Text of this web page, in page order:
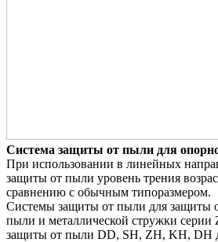
Система защиты от пыли для
При использовании в линейных
защиты от пыли уровень трения
сравнению с обычным типоразмером.
Системы защиты от пыли для защиты
пыли и металлической стружки
защиты от пыли DD, SH, ZH, KH, DH